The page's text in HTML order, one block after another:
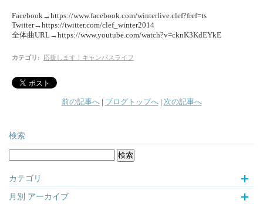
Facebook→https://www.facebook.com/winterlive.clef?fref=ts
Twitter→https://twitter.com/clef_winter2014
全体曲URL→https://www.youtube.com/watch?v=cknK3KdEYkE
カテゴリ : 応援します！キャンパスライフ
前の記事へ| ブログトップへ| 次の記事へ
検索
カテゴリ
月別 アーカイブ